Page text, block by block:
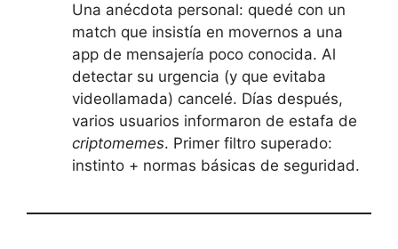
Una anécdota personal: quedé con un
match que insistía en movernos a una
app de mensajería poco conocida. Al
detectar su urgencia (y que evitaba
videollamada) cancelé. Días después,
varios usuarios informaron de estafa de
criptomemes. Primer filtro superado:
instinto + normas básicas de seguridad.